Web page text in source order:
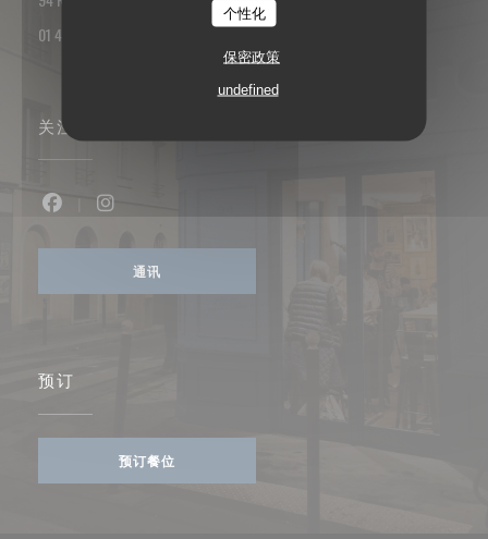
个性化
保密政策
undefined
01 42 93 25 18
关注我们
Facebook ((在新窗口中打开))
Instagram ((在新窗口中打开))
通讯
预订
预订餐位